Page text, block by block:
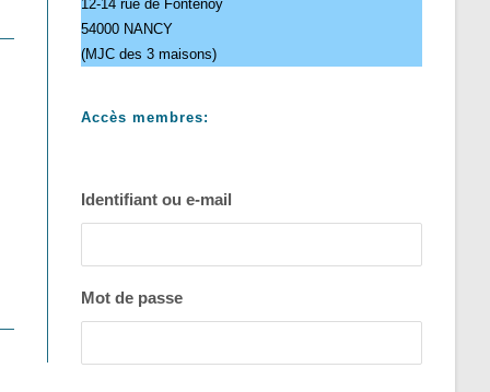
12-14 rue de Fontenoy
54000 NANCY
(MJC des 3 maisons)
Accès membres:
Identifiant ou e-mail
Mot de passe